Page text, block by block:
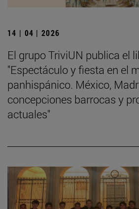
14 | 04 | 2026
El grupo TriviUN publica el
"Espectáculo y fiesta en el
panhispánico. México,
concepciones barrocas y
actuales"